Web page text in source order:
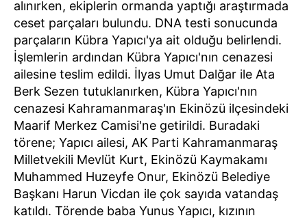
alınırken, ekiplerin ormanda yaptığı araştırmada
ceset parçaları bulundu. DNA testi sonucunda
parçaların Kübra Yapıcı'ya ait olduğu belirlendi.
İşlemlerin ardından Kübra Yapıcı'nın cenazesi
ailesine teslim edildi. İlyas Umut Dalğar ile Ata
Berk Sezen tutuklanırken, Kübra Yapıcı'nın
cenazesi Kahramanmaraş'ın Ekinözü ilçesindeki
Maarif Merkez Camisi'ne getirildi. Buradaki
törene; Yapıcı ailesi, AK Parti Kahramanmaraş
Milletvekili Mevlüt Kurt, Ekinözü Kaymakamı
Muhammed Huzeyfe Onur, Ekinözü Belediye
Başkanı Harun Vicdan ile çok sayıda vatandaş
katıldı. Törende baba Yunus Yapıcı, kızının